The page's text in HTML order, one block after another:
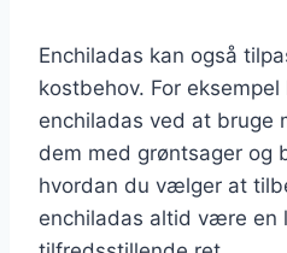
Enchiladas kan også
kostbehov. For
enchiladas ved at bruge
dem med grøntsager og
hvordan du vælger at
enchiladas altid være en